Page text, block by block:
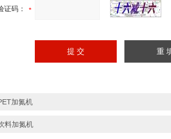
证码：
加氮机
料加氮机